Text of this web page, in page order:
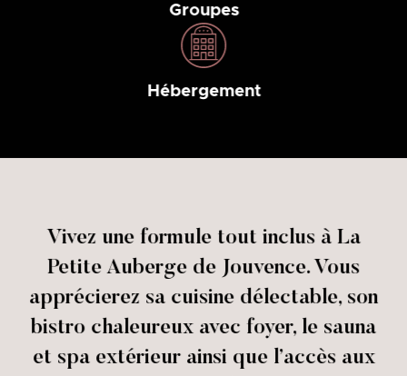
Groupes
Hébergement
Vivez une formule tout inclus à La
Petite Auberge de Jouvence. Vous
apprécierez sa cuisine délectable, son
bistro chaleureux avec foyer, le sauna
et spa extérieur ainsi que l’accès aux